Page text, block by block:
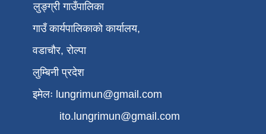
लुङ्ग्री गाउँपालिका
गाउँ कार्यपालिकाको कार्यालय,
वडाचौर, रोल्पा
लुम्बिनी प्रदेश
इमेलः lungrimun@gmail.com
ito.lungrimun@gmail.com